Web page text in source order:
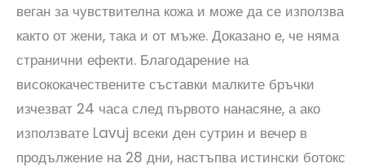
веган за чувствителна кожа и може да се използва
както от жени, така и от мъже. Доказано е, че няма
странични ефекти. Благодарение на
висококачествените съставки малките бръчки
изчезват 24 часа след първото нанасяне, а ако
използвате Lavuj всеки ден сутрин и вечер в
продължение на 28 дни, настъпва истински ботокс